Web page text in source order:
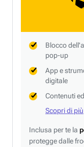
Blocco
pop-up
App e
digitale
Contenuti
Scopri di più
Inclusa per te la
protegge dalle